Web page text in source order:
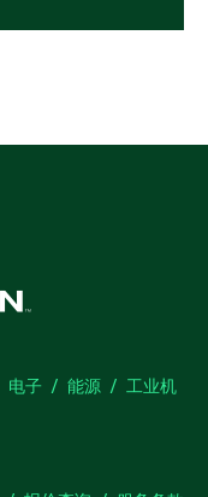
电子 能源
工业机